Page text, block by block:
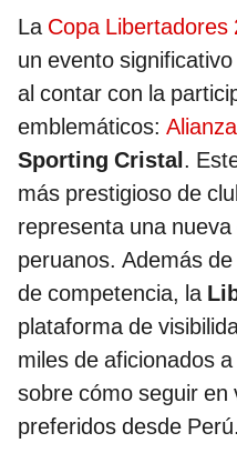
La Copa Libertadores
un evento
al contar con la
emblemáticos:
Sporting Cristal.
más prestigioso de
representa una
peruanos. Además
de competencia, la
plataforma de
miles de aficionados
sobre cómo seguir en
preferidos desde Perú.